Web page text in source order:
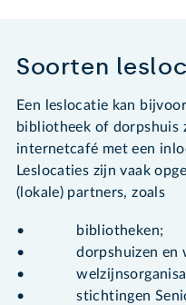
Soorten
Een leslocatie kan
bibliotheek of dorpshuis
internetcafé met een
Leslocaties zijn vaak
(lokale) partners, zoals
• bibliotheken;
• dorpshuizen en
•
• stichtingen